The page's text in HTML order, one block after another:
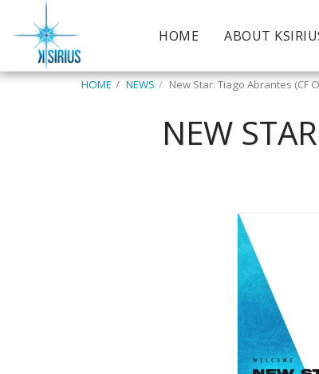
HOME ABOUT
HOME NEWS New Star: Tiago Abrantes (CF
NEW